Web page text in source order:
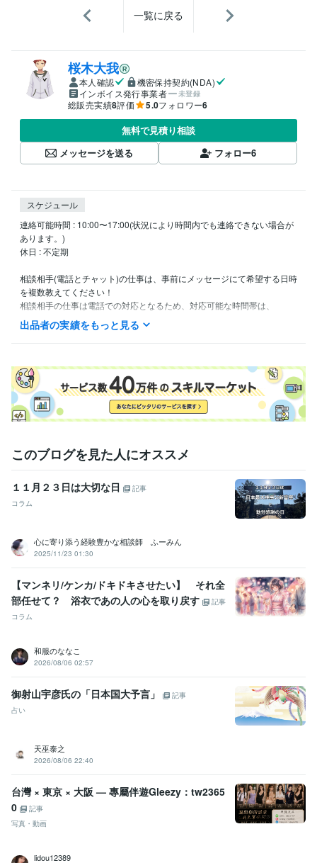
一覧に戻る
桜木大我
本人確認
機密保持契約(NDA)
インボイス発行事業者
未登録
総販売実績8評価 5.0フォロワー6
無料で見積り相談
メッセージを送る
フォロー6
スケジュール
連絡可能時間 : 10:00〜17:00(状況により時間内でも連絡できない場合が
あります。)
休日 : 不定期
相談相手(電話とチャット)の仕事は、事前にメッセージにて希望する日時
を複数教えてください！
相談相手の仕事は電話での対応となるため、対応可能な時間帯は、
上記の連絡可能時間と同様です。
（※相談相手の対応時間のみ、状況により最終の時間（17：00）が変更
となる場合があります。）
経験職種
クリエイター / ライター・編集
エンジニア / システムエンジニア 経験年数 : 1年
事務・ビジネスサポート / 事務（一般事務）
生産・品質管理 / 生産技術・製造技術 経験年数 : 1年
職歴
株式会社ラック 2016年3月 ~ 2016年7月
株式会社システムズ・デザイン 2017年10月 ~ 2018年3月
日本フードデリバリー株式会社 2018年4月 ~ 2021年4月
フリーランス 2023年8月 ~ 現在
資格・検定
情報処理技術者（基本情報技術者） 取得年 : 2013年
普通自動車第一種運転免許 取得年 : 2011年
マイクロソフト オフィス スペシャリスト（MOS） 取得年 : 2011年
プログラミング言語・フレームワーク
C:2年CSS:2年HTML:2年
ビジネス・クリエイティブツール
Excel:10年
Google スライド:5年
PowerPoint:10年
iMovie:2年Vrew:1年
得意分野
悩み相談・カウンセリング 悩み相談/愚痴聞き/LGBTQ相談
ビジネス代行・事務代行 書類作成/データ入力/データ整理
ビジネス 事務
出品者の実績をもっと見る
このブログを見た人にオススメ
１１月２３日は大切な日
記事
コラム
心に寄り添う経験豊かな相談師 ふーみん
2025/11/23 01:30
【マンネリ/ケンカ/ドキドキさせたい】 それ全
部任せて？ 浴衣であの人の心を取り戻す
記事
コラム
和服のななこ
2026/08/06 02:57
御射山宇彦氏の「日本国大予言」
記事
占い
天巫泰之
2026/08/06 22:40
台灣 × 東京 × 大阪 — 專屬伴遊Gleezy：tw2365
0
記事
写真・動画
lidou12389